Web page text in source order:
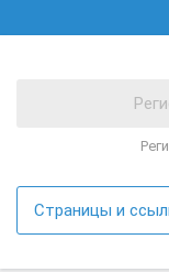
Страницы и